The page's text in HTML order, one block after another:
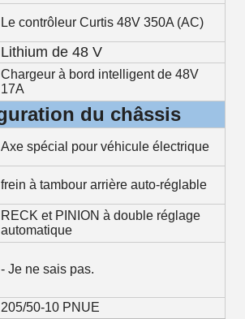
Le contrôleur Curtis 48V 350A (AC)
Lithium de 48 V
Chargeur à bord intelligent de 48V
17A
du châssis
Axe spécial pour véhicule électrique
frein à tambour arrière auto-réglable
RECK et PINION à double réglage
automatique
- Je ne sais pas.
205/50-10 PNUE